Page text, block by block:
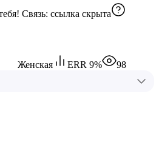
Связь: ссылка скрыта
Женская ERR 9% 98